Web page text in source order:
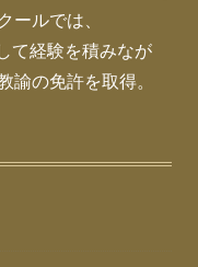
ールでは、
て経験を積みなが
諭の免許を取得。